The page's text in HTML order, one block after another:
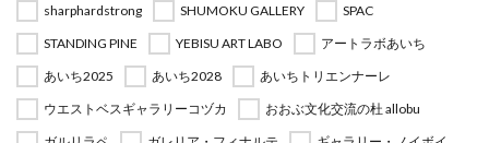
sharphardstrong
SHUMOKU GALLERY
SPAC
STANDING PINE
YEBISU ART LABO
アートラボあいち
あいち2025
あいち2028
あいちトリエンナーレ
ウエストベスギャラリーコヅカ
おおぶ文化交流の杜 allobu